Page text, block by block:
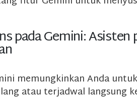
pada Gemini: Asisten
memungkinkan Anda untuk
atau terjadwal langsung